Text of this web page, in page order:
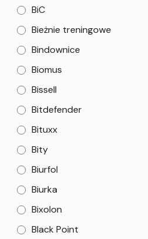
BiC
Bieżnie treningowe
Bindownice
Biomus
Bissell
Bitdefender
Bituxx
Bity
Biurfol
Biurka
Bixolon
Black Point